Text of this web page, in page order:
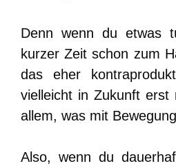
Denn wenn du etwas
kurzer Zeit schon zum
das eher
vielleicht in Zukunft erst
allem, was mit
Also, wenn du